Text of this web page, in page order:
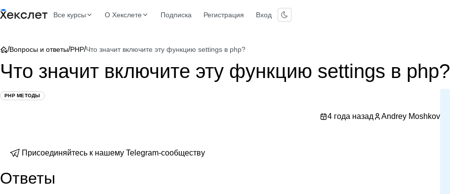
Все курсы О Хекслете Подписка Регистрация Вход
/Вопросы и ответы/PHP/Что значит включите эту функцию settings в php?
Что значит включите эту функцию settings в php?
PHP МЕТОДЫ
4 года назад Andrey Moshkov
Присоединяйтесь к нашему Telegram-сообществу
Ответы